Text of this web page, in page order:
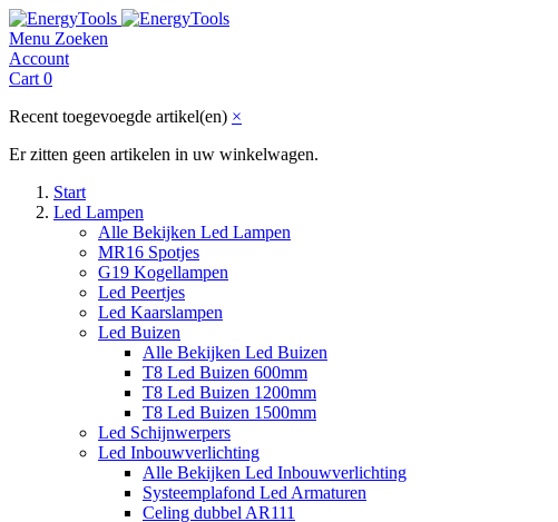
Menu Zoeken
Account
Cart 0
Recent toegevoegde artikel(en) ×
Er zitten geen artikelen in uw winkelwagen.
Start
Led Lampen
Alle Bekijken Led Lampen
MR16 Spotjes
G19 Kogellampen
Led Peertjes
Led Kaarslampen
Led Buizen
Alle Bekijken Led Buizen
T8 Led Buizen 600mm
T8 Led Buizen 1200mm
T8 Led Buizen 1500mm
Led Schijnwerpers
Led Inbouwverlichting
Alle Bekijken Led Inbouwverlichting
Systeemplafond Led Armaturen
Celing dubbel AR111